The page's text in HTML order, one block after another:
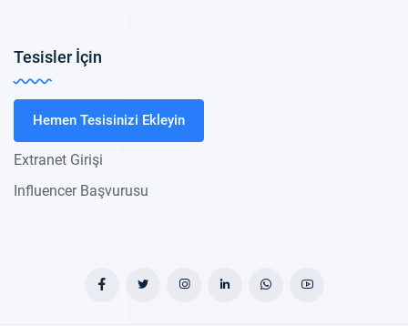
Tesisler İçin
Hemen Tesisinizi Ekleyin
Extranet Girişi
Influencer Başvurusu